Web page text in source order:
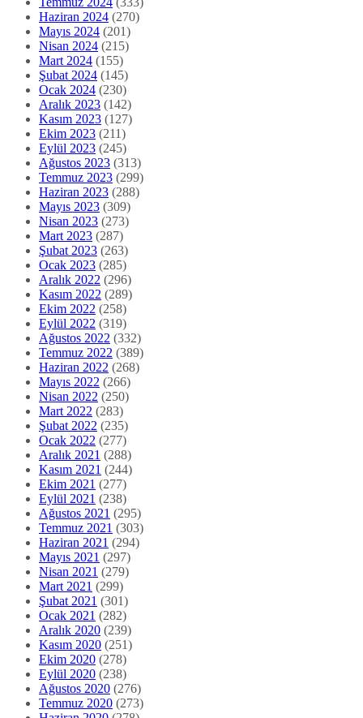
Haziran 2024 (270)
Mayıs 2024 (201)
Nisan 2024 (215)
Mart 2024 (155)
Şubat 2024 (145)
Ocak 2024 (230)
Aralık 2023 (142)
Kasım 2023 (127)
Ekim 2023 (211)
Eylül 2023 (245)
Ağustos 2023 (313)
Temmuz 2023 (299)
Haziran 2023 (288)
Mayıs 2023 (309)
Nisan 2023 (273)
Mart 2023 (287)
Şubat 2023 (263)
Ocak 2023 (285)
Aralık 2022 (296)
Kasım 2022 (289)
Ekim 2022 (258)
Eylül 2022 (319)
Ağustos 2022 (332)
Temmuz 2022 (389)
Haziran 2022 (268)
Mayıs 2022 (266)
Nisan 2022 (250)
Mart 2022 (283)
Şubat 2022 (235)
Ocak 2022 (277)
Aralık 2021 (288)
Kasım 2021 (244)
Ekim 2021 (277)
Eylül 2021 (238)
Ağustos 2021 (295)
Temmuz 2021 (303)
Haziran 2021 (294)
Mayıs 2021 (297)
Nisan 2021 (279)
Mart 2021 (299)
Şubat 2021 (301)
Ocak 2021 (282)
Aralık 2020 (239)
Kasım 2020 (251)
Ekim 2020 (278)
Eylül 2020 (238)
Ağustos 2020 (276)
Temmuz 2020 (273)